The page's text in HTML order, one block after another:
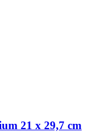
21 x 29,7 cm